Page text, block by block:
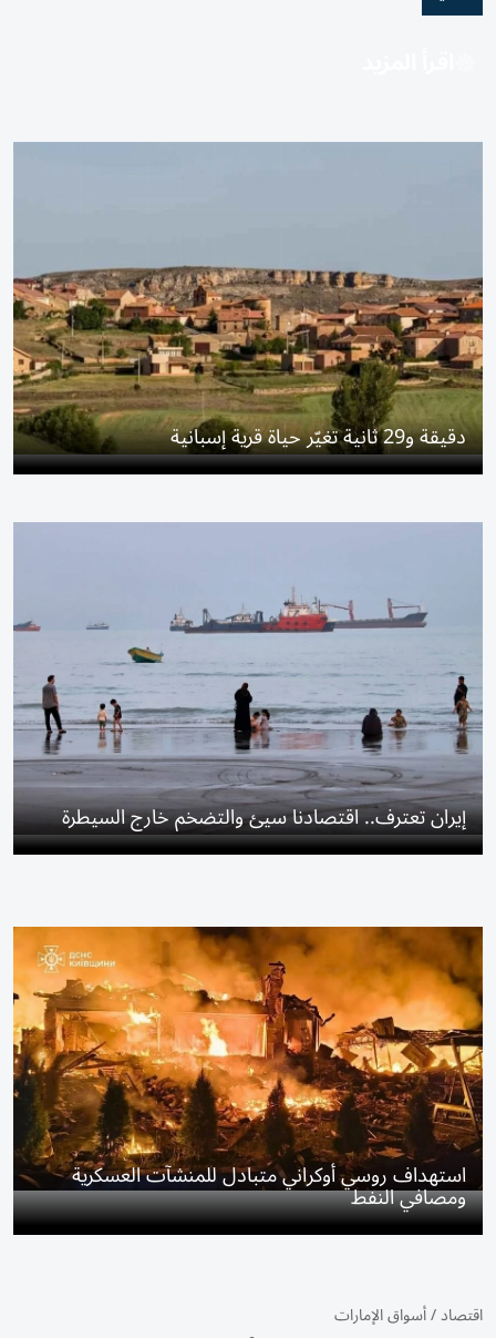
دقيقة و29 ثانية تغيّر حياة قرية إسبانية
إيران تعترف.. اقتصادنا سيئ والتضخم خارج السيطرة
استهداف روسي أوكراني متبادل للمنشآت العسكرية
ومصافي النفط
اقتصاد/أسواق الإمارات